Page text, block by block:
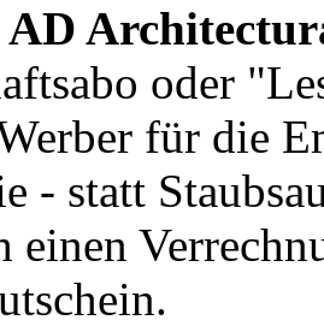
AD
oder
für die
- statt
einen